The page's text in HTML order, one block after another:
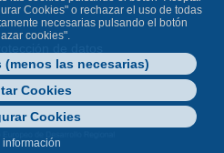
Accesibilidad
Web
Cookies" o rechazar el uso de todas
necesarias pulsando el botón
cookies".
(menos las necesarias)
Cookies
Cookies
información